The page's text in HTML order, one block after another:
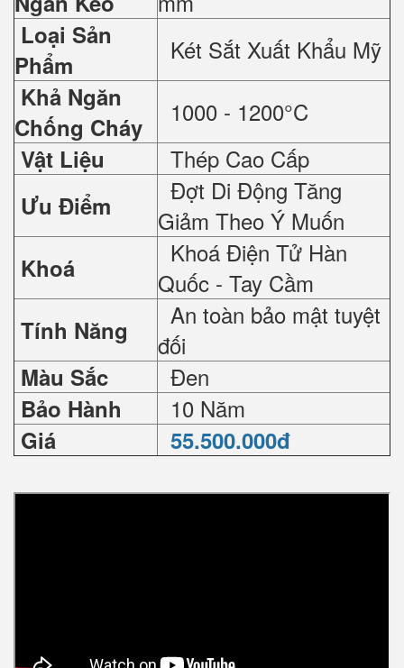
Loại Sản
Phẩm
Két Sắt Xuất Khẩu Mỹ
Khả Ngăn
Chống Cháy
1000 - 1200°C
Vật Liệu Thép Cao Cấp
Ưu Điểm
Đợt Di Động Tăng
Giảm Theo Ý Muốn
Khoá
Khoá Điện Tử Hàn
Quốc - Tay Cầm
Tính Năng
An toàn bảo mật tuyệt
đối
Màu Sắc Đen
Bảo Hành 10 Năm
Giá 55.500.000đ